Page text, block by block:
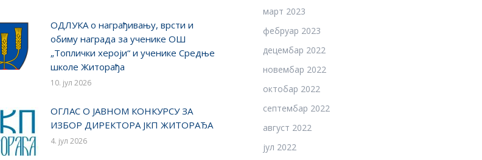
ОДЛУКA о награђивању, врсти и
обиму награда за ученике ОШ
„Топлички хероји“ и ученике Средње
школе Житорађа
10. јул 2026
ОГЛАС О ЈАВНОМ КОНКУРСУ ЗА
ИЗБОР ДИРЕКТОРА ЈКП ЖИТОРАЂА
4. јул 2026
март 2023
фебруар 2023
децембар 2022
новембар 2022
октобар 2022
септембар 2022
август 2022
јул 2022